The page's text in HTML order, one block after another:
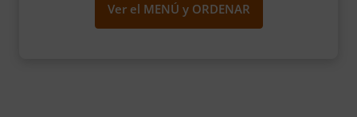
Ver el MENÚ y ORDENAR